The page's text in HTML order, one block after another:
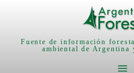
Fuente de información
ambiental de Argentina